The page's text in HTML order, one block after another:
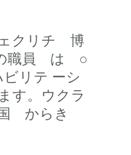
クリチ 博
職員 は ○
リテ ーシ
。ウクラ
からき